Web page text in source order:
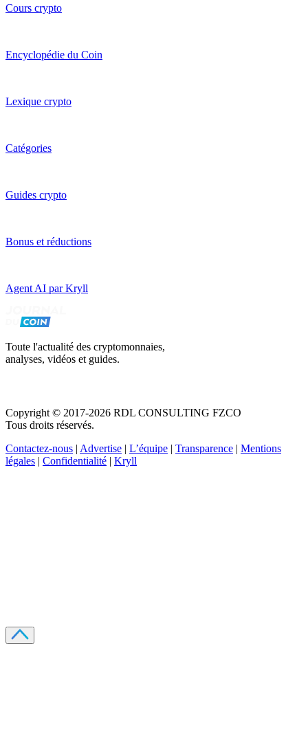
Cours crypto
Encyclopédie du Coin
Lexique crypto
Catégories
Guides crypto
Bonus et réductions
Agent AI par Kryll
Toute l'actualité des cryptomonnaies,
analyses, vidéos et guides.
Copyright © 2017-2026 RDL CONSULTING FZCO
Tous droits réservés.
Contactez-nous Advertise L’équipe Transparence
Mentions
légales
Confidentialité Kryll